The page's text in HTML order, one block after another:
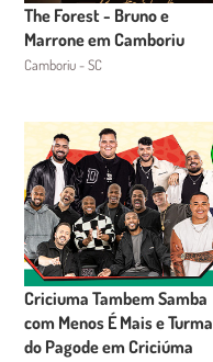
The Forest - Bruno e
Marrone em Camboriu
Camboriu - SC
Criciuma Tambem Samba
com Menos É Mais e Turma
do Pagode em Criciúma